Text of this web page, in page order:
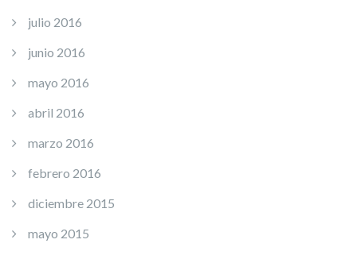
julio 2016
junio 2016
mayo 2016
abril 2016
marzo 2016
febrero 2016
diciembre 2015
mayo 2015